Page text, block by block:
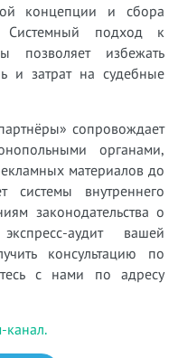
концепции и сбора
Системный подход к
позволяет избежать
и затрат на судебные
сопровождает
органами,
материалов до
системы внутреннего
законодательства о
аудит вашей
консультацию по
с нами по адресу
канал.